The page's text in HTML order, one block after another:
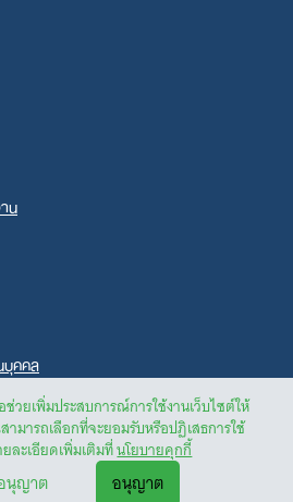
ช่วยเพิ่มประสบการณ์การใช้งานเว็บไซต์ให้
มารถเลือกที่จะยอมรับหรือปฏิเสธการใช้
ละเอียดเพิ่มเติมที่นโยบายคุกกี้
นุญาต อนุญาต
น
บุคคล